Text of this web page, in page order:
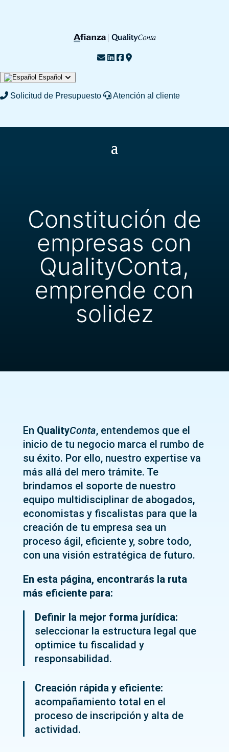
Español
English Français
Solicitud de Presupuesto Atención al cliente
Constitución de
empresas con
QualityConta,
emprende con
solidez
En QualityConta, entendemos que el
inicio de tu negocio marca el rumbo de
su éxito. Por ello, nuestro expertise va
más allá del mero trámite. Te
brindamos el soporte de nuestro
equipo multidisciplinar de abogados,
economistas y fiscalistas para que la
creación de tu empresa sea un
proceso ágil, eficiente y, sobre todo,
con una visión estratégica de futuro.
En esta página, encontrarás la ruta
más eficiente para:
Definir la mejor forma jurídica:
seleccionar la estructura legal que
optimice tu fiscalidad y
responsabilidad.
Creación rápida y eficiente:
acompañamiento total en el
proceso de inscripción y alta de
actividad.